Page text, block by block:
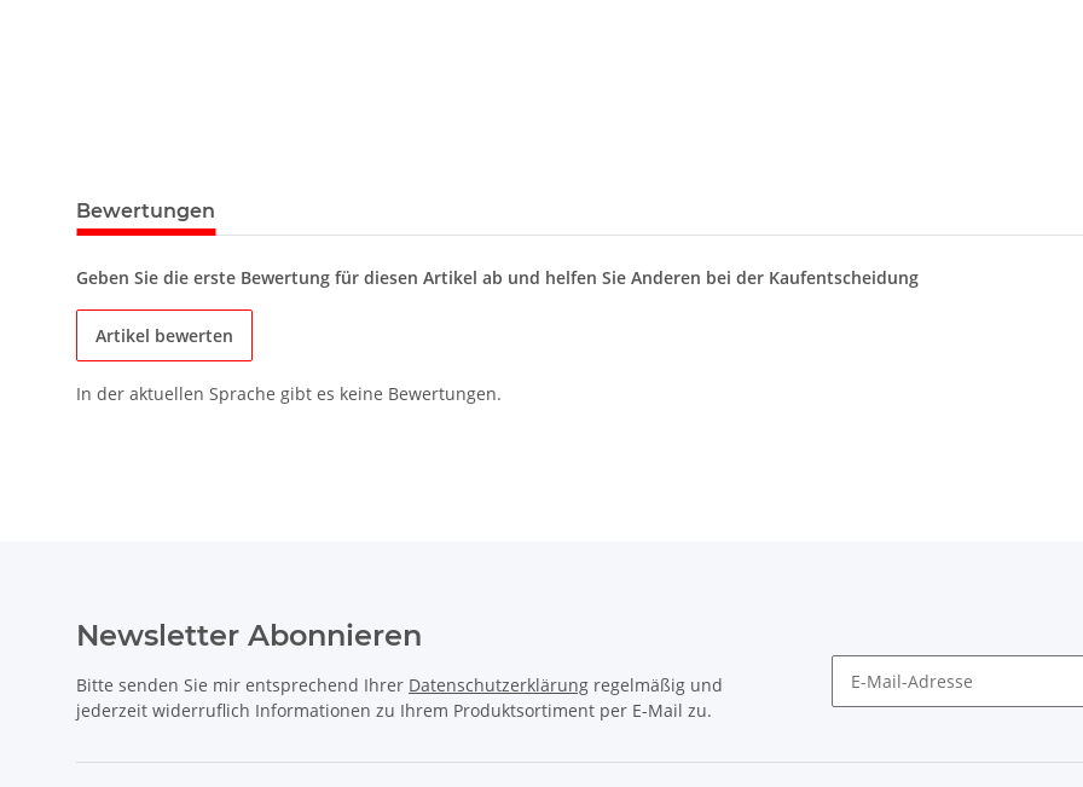
Bewertungen
Geben Sie die erste Bewertung für diesen Artikel ab und helfen Sie Anderen bei der Kaufentscheidung
Artikel bewerten
In der aktuellen Sprache gibt es keine Bewertungen.
Newsletter Abonnieren
Bitte senden Sie mir entsprechend Ihrer Datenschutzerklärung regelmäßig und
jederzeit widerruflich Informationen zu Ihrem Produktsortiment per E-Mail zu.